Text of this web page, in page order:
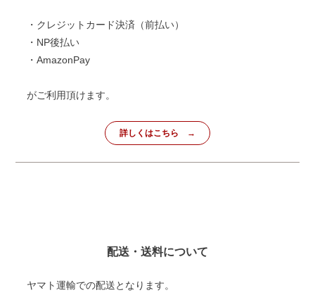
・クレジットカード決済（前払い）
・NP後払い
・AmazonPay
がご利用頂けます。
詳しくはこちら
配送・送料について
ヤマト運輸での配送となります。